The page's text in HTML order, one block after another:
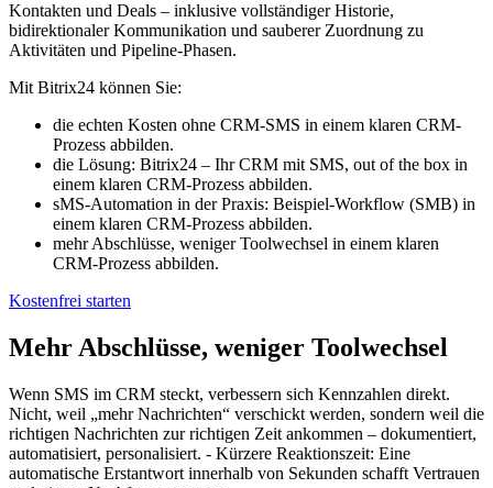
Kontakten und Deals – inklusive vollständiger Historie,
bidirektionaler Kommunikation und sauberer Zuordnung zu
Aktivitäten und Pipeline-Phasen.
Mit Bitrix24 können Sie:
die echten Kosten ohne CRM-SMS in einem klaren CRM-
Prozess abbilden.
die Lösung: Bitrix24 – Ihr CRM mit SMS, out of the box in
einem klaren CRM-Prozess abbilden.
sMS-Automation in der Praxis: Beispiel-Workflow (SMB) in
einem klaren CRM-Prozess abbilden.
mehr Abschlüsse, weniger Toolwechsel in einem klaren
CRM-Prozess abbilden.
Kostenfrei starten
Mehr Abschlüsse, weniger Toolwechsel
Wenn SMS im CRM steckt, verbessern sich Kennzahlen direkt.
Nicht, weil „mehr Nachrichten“ verschickt werden, sondern weil die
richtigen Nachrichten zur richtigen Zeit ankommen – dokumentiert,
automatisiert, personalisiert. - Kürzere Reaktionszeit: Eine
automatische Erstantwort innerhalb von Sekunden schafft Vertrauen